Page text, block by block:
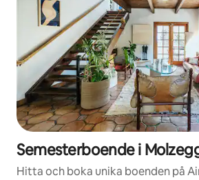
Semesterboende i
Hitta och boka unika boenden på